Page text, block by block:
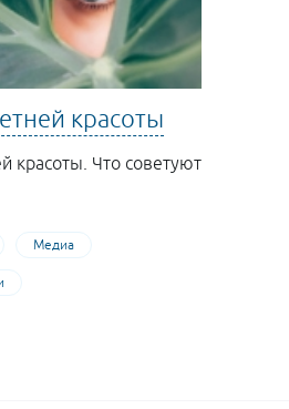
красоты
красоты. Что советуют
Медиа